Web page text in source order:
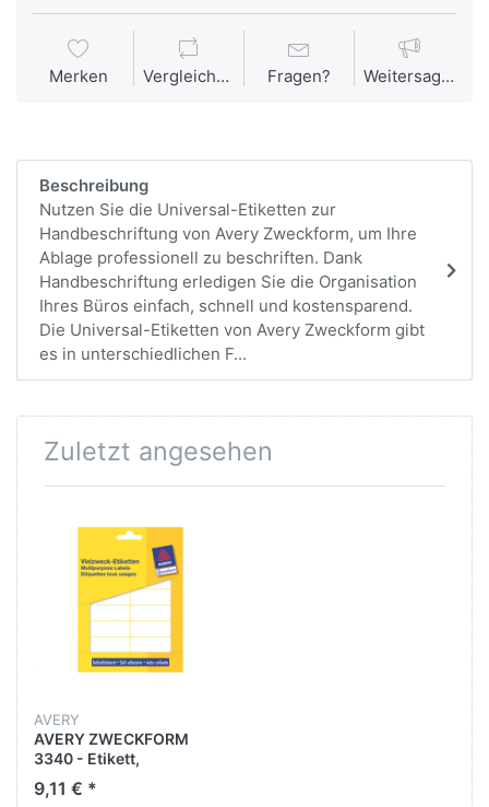
Merken Vergleichen Fragen? Weitersagen
Beschreibung
Nutzen Sie die Universal-Etiketten zur
Handbeschriftung von Avery Zweckform, um Ihre
Ablage professionell zu beschriften. Dank
Handbeschriftung erledigen Sie die Organisation
Ihres Büros einfach, schnell und kostensparend.
Die Universal-Etiketten von Avery Zweckform gibt
es in unterschiedlichen F...
Zuletzt angesehen
AVERY
AVERY ZWECKFORM
3340 - Etikett,
Handbeschriftung,
selbstklebend, Papier,
9,11 € *